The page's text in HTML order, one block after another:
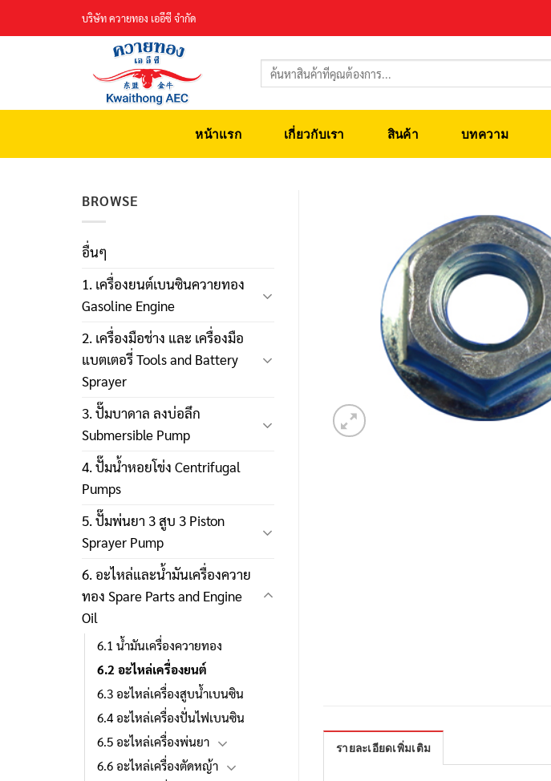
บริษัท ควายทอง เออีซี จำกัด
ค้นหา:
หน้าแรก เกี่ยวกับเรา สินค้า บทความ
BROWSE
อื่นๆ
1. เครื่องยนต์เบนซินควายทอง
Gasoline Engine
2. เครื่องมือช่าง และ เครื่องมือ
แบตเตอรี่ Tools and Battery
Sprayer
3. ปั๊มบาดาล ลงบ่อลึก
Submersible Pump
4. ปั๊มน้ำหอยโข่ง Centrifugal
Pumps
5. ปั๊มพ่นยา 3 สูบ 3 Piston
Sprayer Pump
6. อะไหล่และน้ำมันเครื่องควาย
ทอง Spare Parts and Engine
Oil
6.1 น้ำมันเครื่องควายทอง
6.2 อะไหล่เครื่องยนต์
6.3 อะไหล่เครื่องสูบน้ำเบนซิน
6.4 อะไหล่เครื่องปั่นไฟเบนซิน
6.5 อะไหล่เครื่องพ่นยา
6.6 อะไหล่เครื่องตัดหญ้า
รายละเอียดเพิ่มเติม